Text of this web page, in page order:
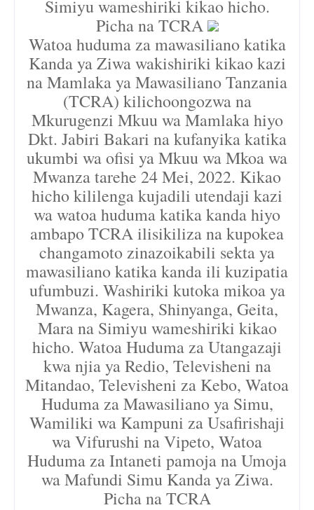
Simiyu wameshiriki kikao hicho.
Picha na TCRA
Watoa huduma za mawasiliano katika
Kanda ya Ziwa wakishiriki kikao kazi
na Mamlaka ya Mawasiliano Tanzania
(TCRA) kilichoongozwa na
Mkurugenzi Mkuu wa Mamlaka hiyo
Dkt. Jabiri Bakari na kufanyika katika
ukumbi wa ofisi ya Mkuu wa Mkoa wa
Mwanza tarehe 24 Mei, 2022. Kikao
hicho kililenga kujadili utendaji kazi
wa watoa huduma katika kanda hiyo
ambapo TCRA ilisikiliza na kupokea
changamoto zinazoikabili sekta ya
mawasiliano katika kanda ili kuzipatia
ufumbuzi. Washiriki kutoka mikoa ya
Mwanza, Kagera, Shinyanga, Geita,
Mara na Simiyu wameshiriki kikao
hicho. Watoa Huduma za Utangazaji
kwa njia ya Redio, Televisheni na
Mitandao, Televisheni za Kebo, Watoa
Huduma za Mawasiliano ya Simu,
Wamiliki wa Kampuni za Usafirishaji
wa Vifurushi na Vipeto, Watoa
Huduma za Intaneti pamoja na Umoja
wa Mafundi Simu Kanda ya Ziwa.
Picha na TCRA